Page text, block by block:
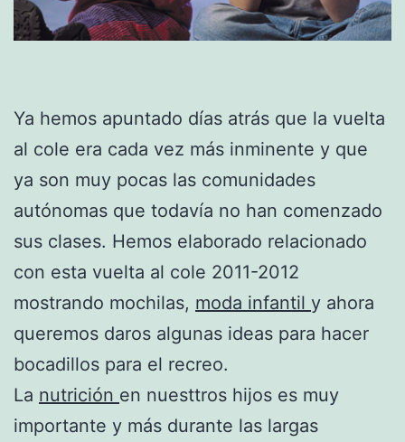
Ya hemos apuntado días atrás que la vuelta
al cole era cada vez más inminente y que
ya son muy pocas las comunidades
autónomas que todavía no han comenzado
sus clases. Hemos elaborado relacionado
con esta vuelta al cole 2011-2012
mostrando mochilas, moda infantil y ahora
queremos daros algunas ideas para hacer
bocadillos para el recreo.
La nutrición en nuesttros hijos es muy
importante y más durante las largas